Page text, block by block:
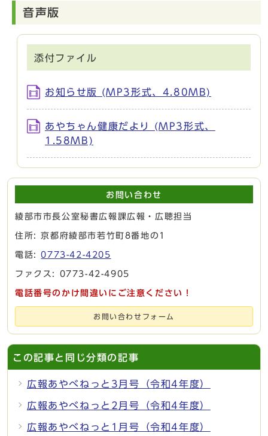
音声版
添付ファイル
お知らせ版 (MP3形式、4.80MB)
あやちゃん健康だより (MP3形式、
1.58MB)
お問い合わせ
綾部市市長公室秘書広報課広報・広聴担当
住所: 京都府綾部市若竹町8番地の1
電話:0773-42-4205
ファクス: 0773-42-4905
電話番号のかけ間違いにご注意ください！
お問い合わせフォーム
この記事と同じ分類の記事
広報あやべねっと3月号（令和4年度）
広報あやべねっと2月号（令和4年度）
広報あやべねっと1月号（令和4年度）